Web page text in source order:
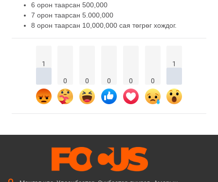
6 орон таарсан 500,000
7 орон таарсан 5.000,000
8 орон таарсан 10,000,000 сая төгрөг хождог.
1
0 0 0 0 0
1